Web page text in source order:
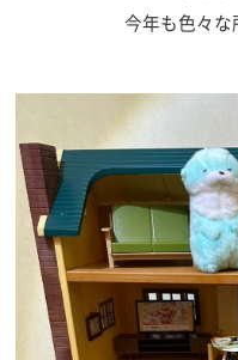
今年も色々な